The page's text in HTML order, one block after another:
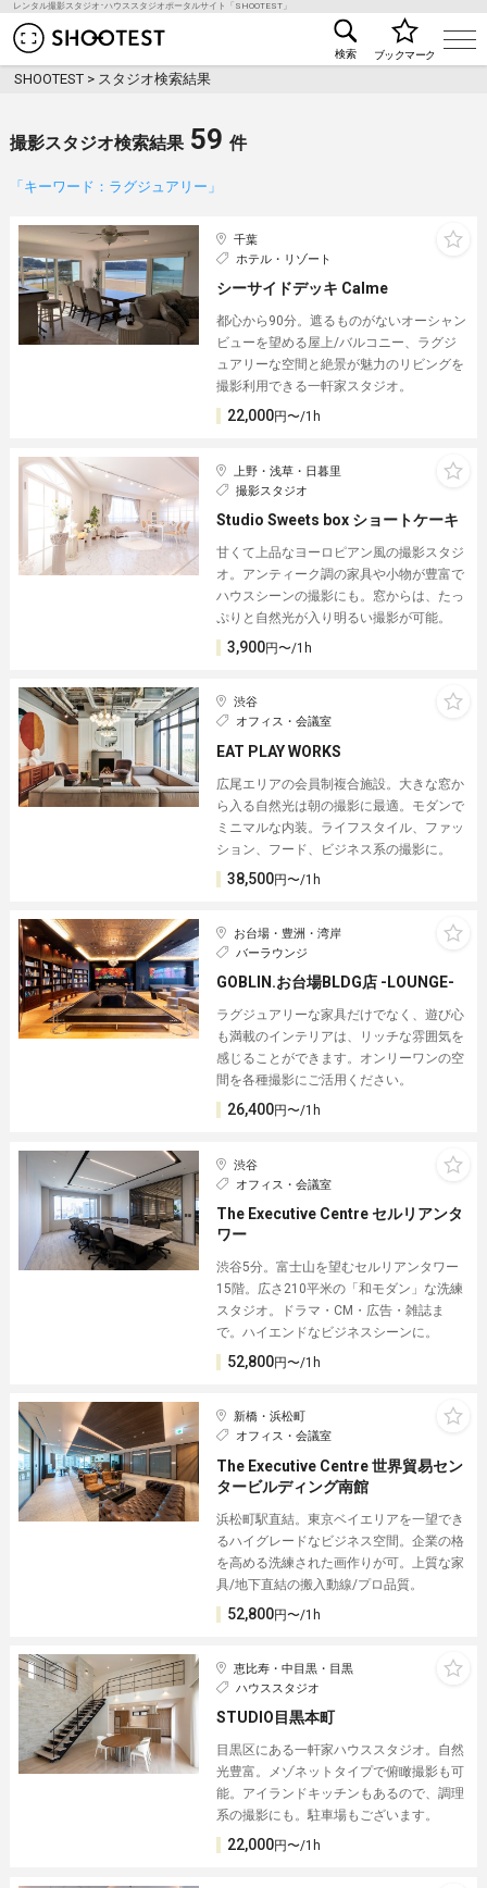
レンタル撮影スタジオ･ハウススタジオポータルサイト「SHOOTEST」
レンタル撮影スタジオ･ハウススタジオ検索の
検索 ブックマーク
SHOOTEST > スタジオ検索結果
撮影スタジオ検索結果 59 件
「キーワード：ラグジュアリー」
千葉
ホテル・リゾート
シーサイドデッキ Calme
都心から90分。遮るものがないオーシャン
ビューを望める屋上/バルコニー、ラグジ
ュアリーな空間と絶景が魅力のリビングを
撮影利用できる一軒家スタジオ。
22,000円〜/1h
上野・浅草・日暮里
撮影スタジオ
Studio Sweets box ショートケーキ
甘くて上品なヨーロピアン風の撮影スタジ
オ。アンティーク調の家具や小物が豊富で
ハウスシーンの撮影にも。窓からは、たっ
ぷりと自然光が入り明るい撮影が可能。
3,900円〜/1h
渋谷
オフィス・会議室
EAT PLAY WORKS
広尾エリアの会員制複合施設。大きな窓か
ら入る自然光は朝の撮影に最適。モダンで
ミニマルな内装。ライフスタイル、ファッ
ション、フード、ビジネス系の撮影に。
38,500円〜/1h
お台場・豊洲・湾岸
バーラウンジ
GOBLIN.お台場BLDG店 -LOUNGE-
ラグジュアリーな家具だけでなく、遊び心
も満載のインテリアは、リッチな雰囲気を
感じることができます。オンリーワンの空
間を各種撮影にご活用ください。
26,400円〜/1h
渋谷
オフィス・会議室
The Executive Centre セルリアンタ
ワー
渋谷5分。富士山を望むセルリアンタワー
15階。広さ210平米の「和モダン」な洗練
スタジオ。ドラマ・CM・広告・雑誌ま
で。ハイエンドなビジネスシーンに。
52,800円〜/1h
新橋・浜松町
オフィス・会議室
The Executive Centre 世界貿易セン
タービルディング南館
浜松町駅直結。東京ベイエリアを一望でき
るハイグレードなビジネス空間。企業の格
を高める洗練された画作りが可。上質な家
具/地下直結の搬入動線/プロ品質。
52,800円〜/1h
恵比寿・中目黒・目黒
ハウススタジオ
STUDIO目黒本町
目黒区にある一軒家ハウススタジオ。自然
光豊富。メゾネットタイプで俯瞰撮影も可
能。アイランドキッチンもあるので、調理
系の撮影にも。駐車場もございます。
22,000円〜/1h